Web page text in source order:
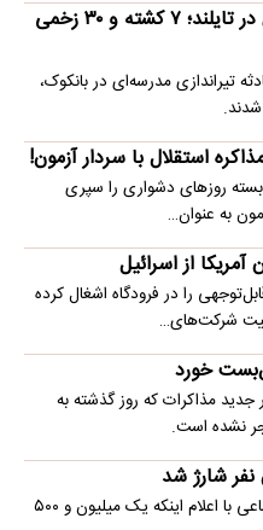
جزئیات تیراندازی در مدرسه‌ای در تایلند؛ ۷ کشته و ۳۰ زخمی
تیراندازی مدرسه‌ای در بانکوک،
استقلال با سردار آزمون!
بسته روزهای دشواری را سپری
به عنوان…
از اسرائیل
را در فرودگاه اشغال کرده
شرکت‌های…
خورد
جدید مذاکرات که روز گذشته به
نشده است.
معاون رفاه وزارت تعاون، کار و رفاه اجتماعی با اعلام اینکه یک میلیون و ۵۰۰